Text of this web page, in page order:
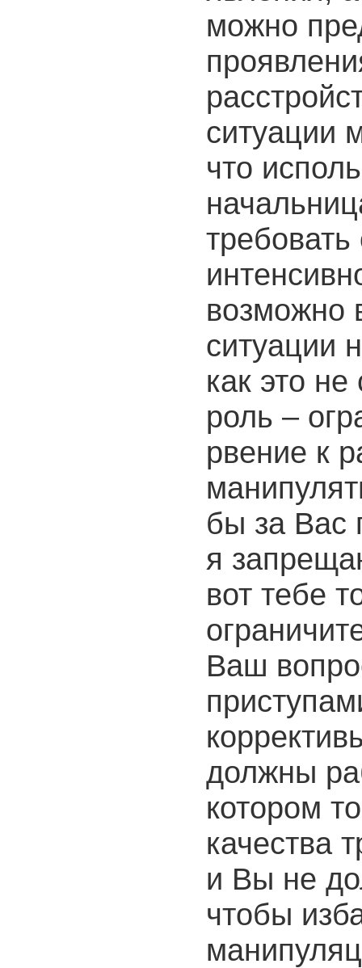
можно
ситуации
что
возможно
ситуации
как это
роль –
рвение к
бы за Вас
я
вот тебе
Ваш
должны
котором
качества
и Вы не
чтобы